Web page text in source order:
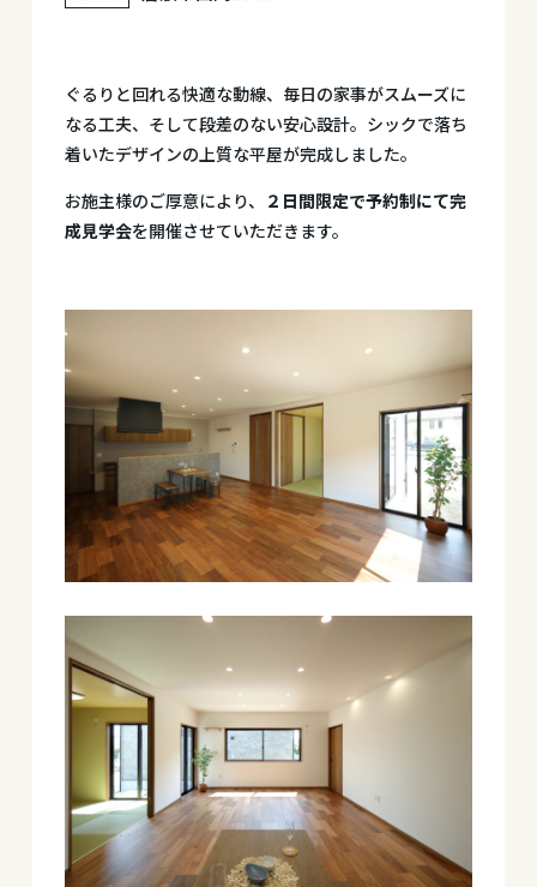
ぐるりと回れる快適な動線、毎日の家事がスムーズに
なる工夫、そして段差のない安心設計。シックで落ち
着いたデザインの上質な平屋が完成しました。
お施主様のご厚意により、
２日間限定で予約制にて完
成見学会を開催させていただきます。